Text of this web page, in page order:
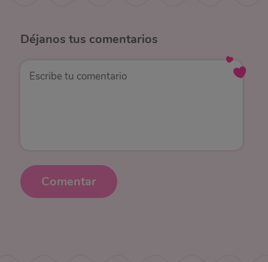
Déjanos tus comentarios
Comentar